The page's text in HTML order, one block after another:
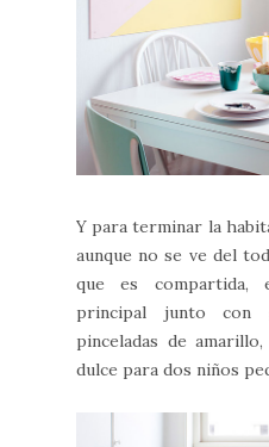
Y para terminar la
aunque no se ve del
que es
principal junto con
pinceladas de
dulce para dos niños